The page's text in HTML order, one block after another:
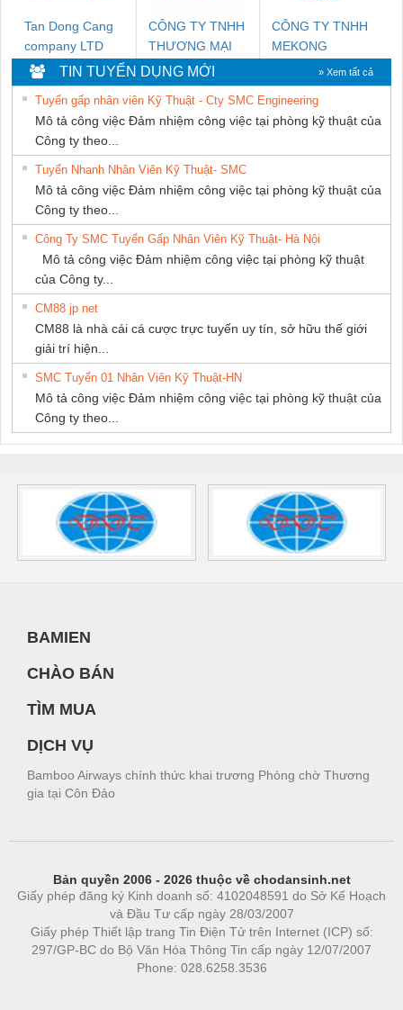
Tan Dong Cang
company LTD
CÔNG TY TNHH
THƯƠNG MẠI
DỊCH VỤ KỸ
THUẬT ĐIỆN CƠ
GIA HƯNG
PHÁT
CÔNG TY TNHH
MEKONG
SUPPLY
TIN TUYỂN DỤNG MỚI » Xem tất cả
Tuyển gấp nhân viên Kỹ Thuật - Cty SMC Engineering
Mô tả công việc Đảm nhiệm công việc tại phòng kỹ thuật của
Công ty theo...
Tuyển Nhanh Nhân Viên Kỹ Thuật- SMC
Mô tả công việc Đảm nhiệm công việc tại phòng kỹ thuật của
Công ty theo...
Công Ty SMC Tuyển Gấp Nhân Viên Kỹ Thuật- Hà Nội
Mô tả công việc Đảm nhiệm công việc tại phòng kỹ thuật
của Công ty...
CM88 jp net
CM88 là nhà cái cá cược trực tuyến uy tín, sở hữu thế giới
giải trí hiện...
SMC Tuyển 01 Nhân Viên Kỹ Thuật-HN
Mô tả công việc Đảm nhiệm công việc tại phòng kỹ thuật của
Công ty theo...
BAMIEN
CHÀO BÁN
TÌM MUA
DỊCH VỤ
Bamboo Airways chính thức khai trương Phòng chờ Thương
gia tại Côn Đảo
Bản quyền 2006 - 2026 thuộc về chodansinh.net
Giấy phép đăng ký Kinh doanh số: 4102048591 do Sở Kế Hoạch
và Đầu Tư cấp ngày 28/03/2007
Giấy phép Thiết lập trang Tin Điện Tử trên Internet (ICP) số:
297/GP-BC do Bộ Văn Hóa Thông Tin cấp ngày 12/07/2007
Phone: 028.6258.3536